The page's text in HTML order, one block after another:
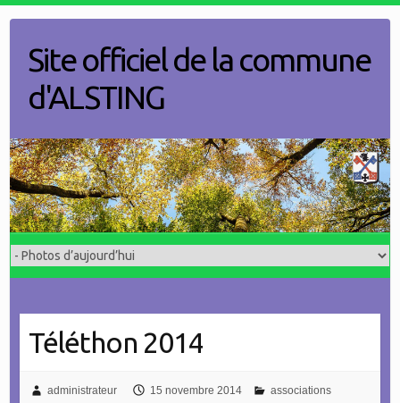
contentSite officiel de la commune
d'ALSTING
Téléthon 2014
administrateur 15 novembre 2014 associations